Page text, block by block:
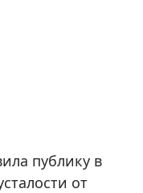
публику в
от